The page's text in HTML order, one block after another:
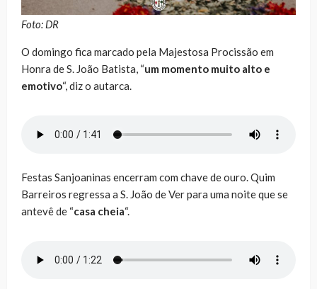
Foto: DR
O domingo fica marcado pela Majestosa Procissão em
Honra de S. João Batista, “um momento muito alto e
emotivo“, diz o autarca.
Festas Sanjoaninas encerram com chave de ouro. Quim
Barreiros regressa a S. João de Ver para uma noite que se
antevê de “casa cheia“.